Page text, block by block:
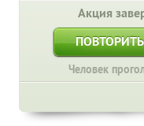
Акция
Человек